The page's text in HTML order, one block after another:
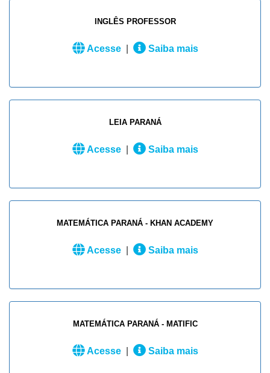
INGLÊS PROFESSOR
Acesse Saiba mais
LEIA PARANÁ
Acesse Saiba mais
MATEMÁTICA PARANÁ - KHAN ACADEMY
Acesse Saiba mais
MATEMÁTICA PARANÁ - MATIFIC
Acesse Saiba mais